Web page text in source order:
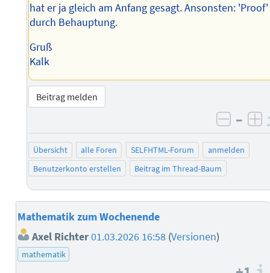
hat er ja gleich am Anfang gesagt. Ansonsten: 'Proof'
durch Behauptung.
Gruß
Kalk
Beitrag melden
–
Übersicht alle Foren SELFHTML-Forum
anmelden
Benutzerkonto erstellen
Beitrag im Thread-Baum
Mathematik zum Wochenende
Axel Richter01.03.2026 16:58 (Versionen)
mathematik